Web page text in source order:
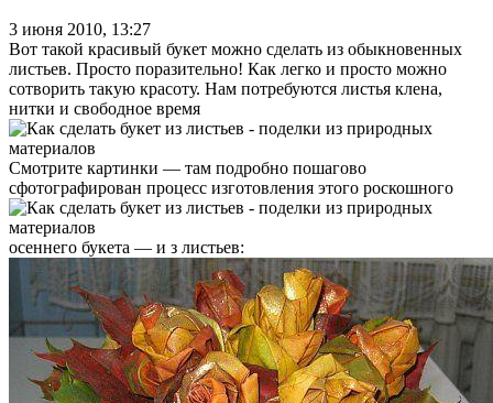
3 июня 2010, 13:27
Вот такой красивый букет можно сделать из обыкновенных
листьев. Просто поразительно! Как легко и просто можно
сотворить такую красоту. Нам потребуются листья клена,
нитки и свободное время
Смотрите картинки — там подробно пошагово
сфотографирован процесс изготовления этого роскошного
осеннего букета — и з листьев: